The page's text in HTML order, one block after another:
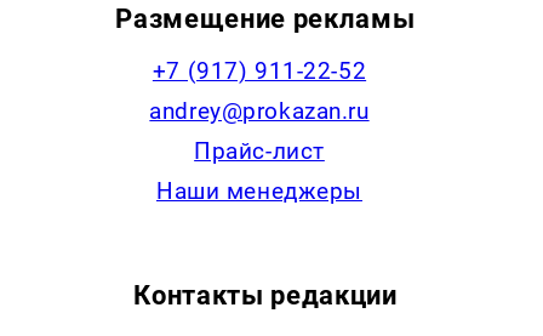
Размещение рекламы
+7 (917) 911-22-52
andrey@prokazan.ru
Прайс-лист
Наши менеджеры
Контакты редакции